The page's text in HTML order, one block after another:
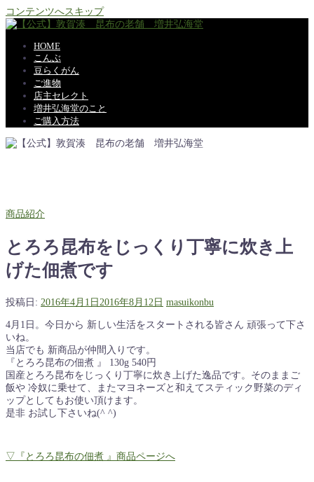
コンテンツへスキップ
HOME
こんぶ
豆らくがん
ご進物
店主セレクト
増井弘海堂のこと
ご購入方法
商品紹介
とろろ昆布をじっくり丁寧に炊き上
げた佃煮です
投稿日: 2016年4月1日 2016年8月12日 masuikonbu
4月1日。今日から 新しい生活をスタートされる皆さん 頑張って下さ
いね。
当店でも 新商品が仲間入りです。
『とろろ昆布の佃煮 』 130g 540円
国産とろろ昆布をじっくり丁寧に炊き上げた逸品です。そのままご
飯や 冷奴に乗せて、またマヨネーズと和えてスティック野菜のディ
ップとしてもお使い頂けます。
是非 お試し下さいね(^ ^)
▽『とろろ昆布の佃煮 』商品ページへ